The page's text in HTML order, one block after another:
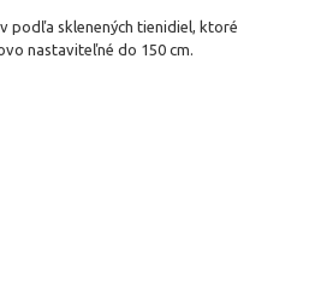
podľa sklenených tienidiel, ktoré
nastaviteľné do 150 cm.